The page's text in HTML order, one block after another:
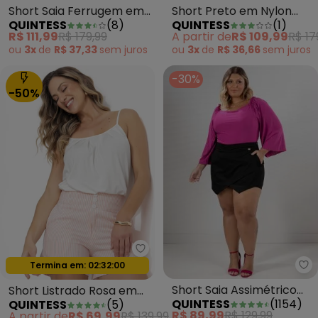
Short Saia Ferrugem em
Crepe Plano
QUINTESS (8)
R$ 111,99R$ 179,99
ou 3x de R$ 37,33 sem juros
Short Preto em Nylon
Suede
QUINTESS (1)
A partir deR$ 109,99R$
ou 3x de R$ 36,66 sem juros
-50%
Quintess - Short Listrado Rosa
Oferta relâmpago
Termina em: 02:31:58
Short Listrado Rosa em
Tecido Plano Sustentável
QUINTESS (5)
-30%
Short Saia Assimétrico
Preto
QUINTESS (1154)